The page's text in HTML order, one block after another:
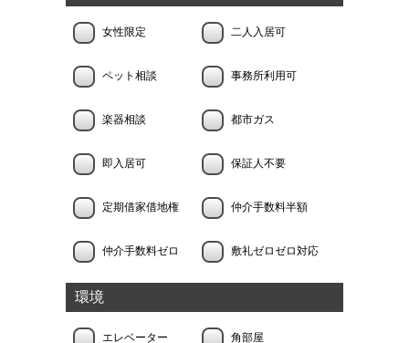
女性限定 二人入居可
ペット相談 事務所利用可
楽器相談 都市ガス
即入居可 保証人不要
定期借家借地権 仲介手数料半額
仲介手数料ゼロ 敷礼ゼロゼロ対応
環境
エレベーター 角部屋